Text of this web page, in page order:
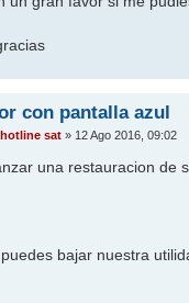
con pantalla azul
sat » 12 Ago 2016, 09:02
una restauracion de
bajar nuestra